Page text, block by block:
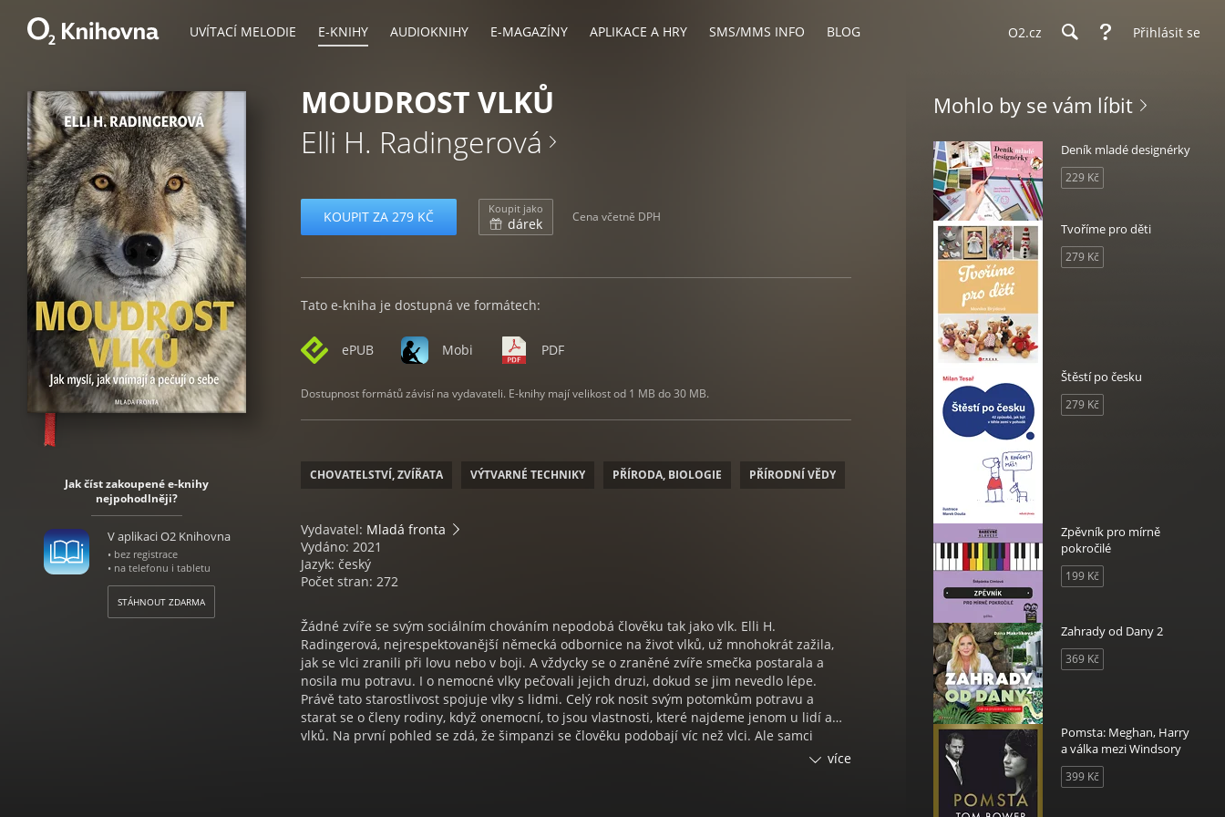
UVÍTACÍ MELODIE E-KNIHY AUDIOKNIHY E-MAGAZÍNY APLIKACE A HRY SMS/MMS INFO BLOG O2.cz Přihlásit se
Jak číst zakoupené e-knihy
nejpohodlněji?
V aplikaci O2 Knihovna
• bez registrace
• na telefonu i tabletu
STÁHNOUT ZDARMA
MOUDROST VLKŮ
Elli H. Radingerová
KOUPIT ZA 279 KČ Koupit jako
dárek Cena včetně DPH
Tato e-kniha je dostupná ve formátech:
ePUB Mobi PDF
Dostupnost formátů závisí na vydavateli. E-knihy mají velikost od 1 MB do 30 MB.
CHOVATELSTVÍ, ZVÍŘATA VÝTVARNÉ TECHNIKY PŘÍRODA, BIOLOGIE PŘÍRODNÍ VĚDY
Vydavatel: Mladá fronta
Vydáno: 2021
Jazyk: český
Počet stran: 272
Žádné zvíře se svým sociálním chováním nepodobá člověku tak jako vlk. Elli H.
Radingerová, nejrespektovanější německá odbornice na život vlků, už mnohokrát zažila,
jak se vlci zranili při lovu nebo v boji. A vždycky se o zraněné zvíře smečka postarala a
nosila mu potravu. I o nemocné vlky pečovali jejich druzi, dokud se jim nevedlo lépe.
Právě tato starostlivost spojuje vlky s lidmi. Celý rok nosit svým potomkům potravu a
starat se o členy rodiny, když onemocní, to jsou vlastnosti, které najdeme jenom u lidí a…
vlků. Na první pohled se zdá, že šimpanzi se člověku podobají víc než vlci. Ale samci
primátů s obstaráváním potravy pro potomky nebo nemocné a staré druhy nepomáhají.více
Mohlo by se vám líbit
Deník mladé designérky
229 Kč
Tvoříme pro děti
279 Kč
Štěstí po česku
279 Kč
Zpěvník pro mírně
pokročilé
199 Kč
Zahrady od Dany 2
369 Kč
Pomsta: Meghan, Harry
a válka mezi Windsory
399 Kč